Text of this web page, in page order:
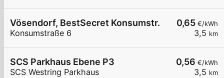
0,65 €/kWh
3,5 km
Vösendorf, BestSecret Konsumstr.
Konsumstraße 6
0,56 €/kWh
3,5 km
SCS Parkhaus Ebene P3
SCS Westring Parkhaus